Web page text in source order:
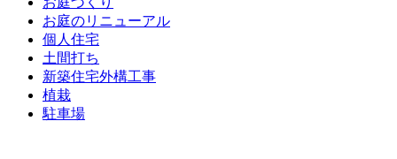
お庭のリニューアル
個人住宅
土間打ち
新築住宅外構工事
植栽
駐車場